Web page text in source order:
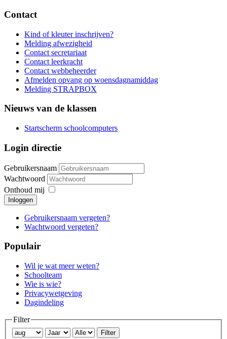
Contact
Kind of kleuter inschrijven?
Melding afwezigheid
Contact secretariaat
Contact leerkracht
Contact webbeheerder
Afmelden opvang op woensdagnamiddag
Melding STRAPBOX
Nieuws van de klassen
Startscherm schoolcomputers
Login directie
Gebruikersnaam
Wachtwoord
Onthoud mij
Inloggen
Gebruikersnaam vergeten?
Wachtwoord vergeten?
Populair
Wil je wat meer weten?
Schoolteam
Wie is wie?
Privacywetgeving
Dagindeling
Filter
Filter